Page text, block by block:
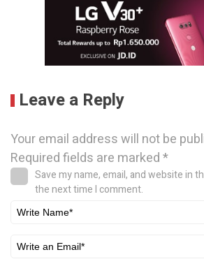
Leave a Reply
Your email address will not be
Required fields are marked*
Save my name, email, and website in
the next time I comment.